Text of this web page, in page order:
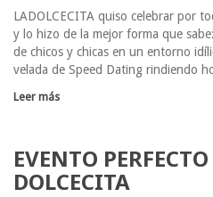
LADOLCECITA quiso celebrar por
y lo hizo de la mejor forma que
de chicos y chicas en un entorno
velada de Speed Dating rindiendo
Leer más
EVENTO
DOLCECITA